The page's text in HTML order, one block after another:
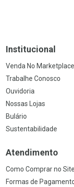
Institucional
Venda No Marketplace
Trabalhe Conosco
Ouvidoria
Nossas Lojas
Bulário
Sustentabilidade
Atendimento
Como Comprar no Site
Formas de